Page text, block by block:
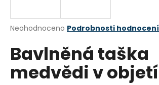
Průměrné
produktu
je
Neohodnoceno Podrobnosti hodnocení
Bavlněná taška
medvědi v objetí
j
t
?